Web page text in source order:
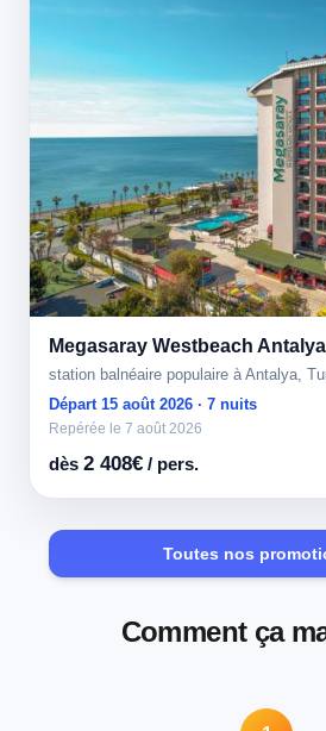
Megasaray Westbeach Antalya
station balnéaire populaire à Antalya,
Départ 15 août 2026 · 7 nuits
Repérée le 7 août 2026
dès 2 408€ / pers.
Toutes nos
Comment ça